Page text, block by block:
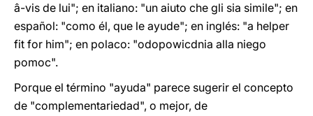
â-vis de lui"; en italiano: "un aiuto che gli sia simile"; en
español: "como él, que le ayude"; en inglés: "a helper
fit for him"; en polaco: "odopowicdnia alla niego
pomoc".
Porque el término "ayuda" parece sugerir el concepto
de "complementariedad", o mejor, de